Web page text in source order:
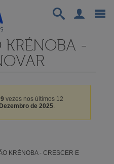
KRÉNOBA -
9 vezes nos últimos 12
de 2025.
KRÉNOBA - CRESCER E